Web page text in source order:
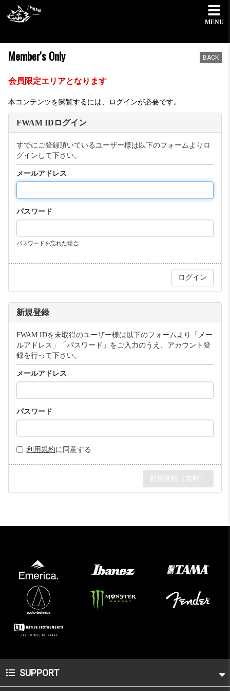
MENU
Member's Only BACK
会員限定エリアとなります
本コンテンツを閲覧するには、ログインが必要です。
FWAM IDログイン
すでにご登録頂いているユーザー様は以下のフォームよりロ
グインして下さい。
メールアドレス
パスワード
パスワードを忘れた場合
新規登録
FWAM IDを未取得のユーザー様は以下のフォームより「メー
ルアドレス」「パスワード」をご入力のうえ、アカウント登
録を行って下さい。
メールアドレス
パスワード
利用規約に同意する
SUPPORT